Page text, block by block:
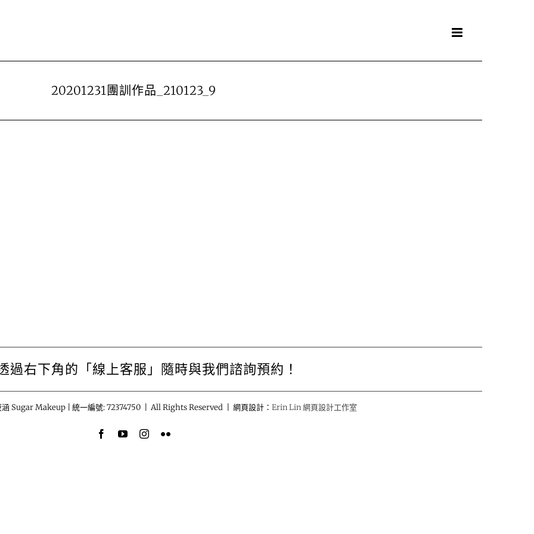
20201231團訓作品_210123_9
過右下角的「線上客服」隨時與我們諮詢預約！
Sugar Makeup | 統一編號: 72374750 | All Rights Reserved | 網頁設計： Erin Lin 網頁設計工作室
FacebookYouTubeInstagram
Flickr